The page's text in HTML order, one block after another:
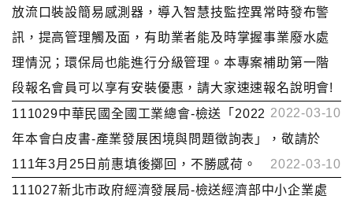
放流口裝設簡易感測器，導入智慧技監控異常時發布警
訊，提高管理觸及面，有助業者能及時掌握事業廢水處
理情況；環保局也能進行分級管理。本專案補助第一階
段報名會員可以享有安裝優惠，請大家速速報名說明會!
2022-03-10
111029中華民國全國工業總會-檢送「2022
年本會白皮書-產業發展困境與問題徵詢表」，敬請於
111年3月25日前惠填後擲回，不勝感荷。
2022-03-10
111027新北市政府經濟發展局-檢送經濟部中小企業處